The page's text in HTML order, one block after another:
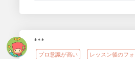
***
プロ意識が高い レッスン後のフ